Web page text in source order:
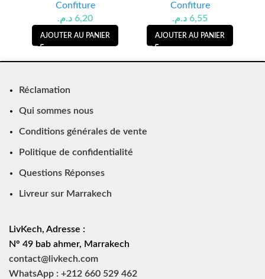
Confiture
6,20 د.م.
AJOUTER AU PANIER
Confiture
6,55 د.م.
AJOUTER AU PANIER
Réclamation
Qui sommes nous
Conditions générales de vente
Politique de confidentialité
Questions Réponses
Livreur sur Marrakech
LivKech, Adresse :
N° 49 bab ahmer, Marrakech
contact@livkech.com
WhatsApp : +212 660 529 462